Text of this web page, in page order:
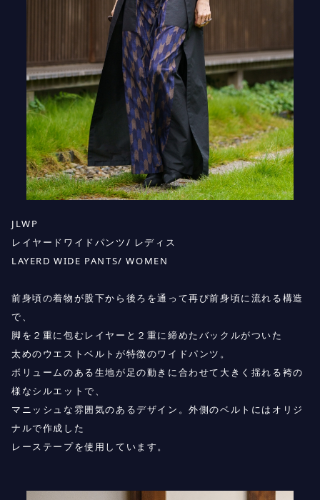
JLWP
レイヤードワイドパンツ/ レディス
LAYERD WIDE PANTS/ WOMEN
前身頃の着物が股下から後ろを通って再び前身頃に流れる構造
で、
脚を２重に包むレイヤーと２重に締めたバックルがついた
太めのウエストベルトが特徴のワイドパンツ。
ボリュームのある生地が足の動きに合わせて大きく揺れる袴の
様なシルエットで、
マニッシュな雰囲気のあるデザイン。外側のベルトにはオリジ
ナルで作成した
レーステープを使用しています。